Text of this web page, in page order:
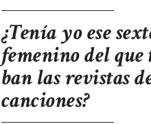
¿Tenía yo ese
femenino del
ban las revistas
canciones?